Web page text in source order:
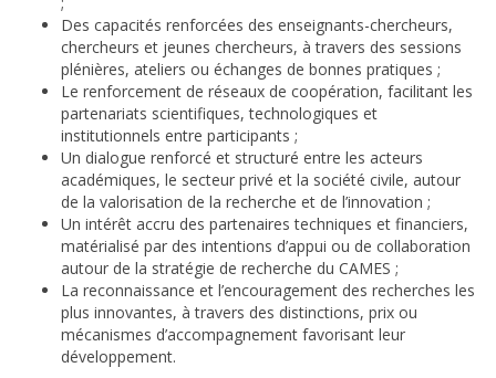
Des capacités renforcées des enseignants-chercheurs,
chercheurs et jeunes chercheurs, à travers des sessions
plénières, ateliers ou échanges de bonnes pratiques ;
Le renforcement de réseaux de coopération, facilitant les
partenariats scientifiques, technologiques et
institutionnels entre participants ;
Un dialogue renforcé et structuré entre les acteurs
académiques, le secteur privé et la société civile, autour
de la valorisation de la recherche et de l’innovation ;
Un intérêt accru des partenaires techniques et financiers,
matérialisé par des intentions d’appui ou de collaboration
autour de la stratégie de recherche du CAMES ;
La reconnaissance et l’encouragement des recherches les
plus innovantes, à travers des distinctions, prix ou
mécanismes d’accompagnement favorisant leur
développement.